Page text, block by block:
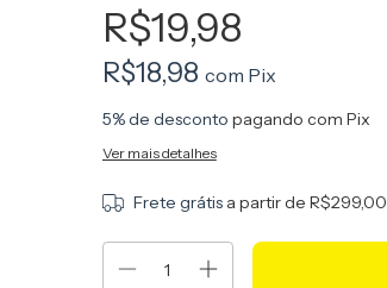
R$19,98
R$18,98 com Pix
5% de desconto pagando com Pix
Ver mais detalhes
Frete grátis a partir deR$299,00